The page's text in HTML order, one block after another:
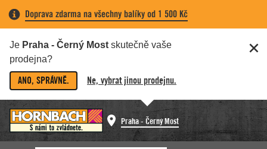
Doprava zdarma na všechny balíky od 1 500 Kč
Je Praha - Černý Most skutečně vaše
prodejna?
ANO, SPRÁVNĚ. Ne, vybrat jinou prodejnu.
Praha - Černý Most